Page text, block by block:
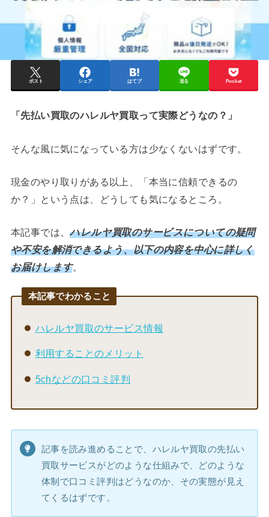
ポスト シェア はてブ 送る Pocket
「先払い買取のハレルヤ買取って実際どうなの？」
そんな風に気になっている方は少なくないはずです。
現金のやり取りがある以上、「本当に信頼できるの
か？」という点は、どうしても気になるところ。
本記事では、ハレルヤ買取のサービスについての疑問
や不安を解消できるよう、以下の内容を中心に詳しく
お届けします。
本記事でわかること
ハレルヤ買取のサービス情報
利用することのメリット
5chなどの口コミ評判
記事を読み進めることで、ハレルヤ買取の先払い
買取サービスがどのような仕組みで、どのような
体制で口コミ評判はどうなのか、その実態が見え
てくるはずです。